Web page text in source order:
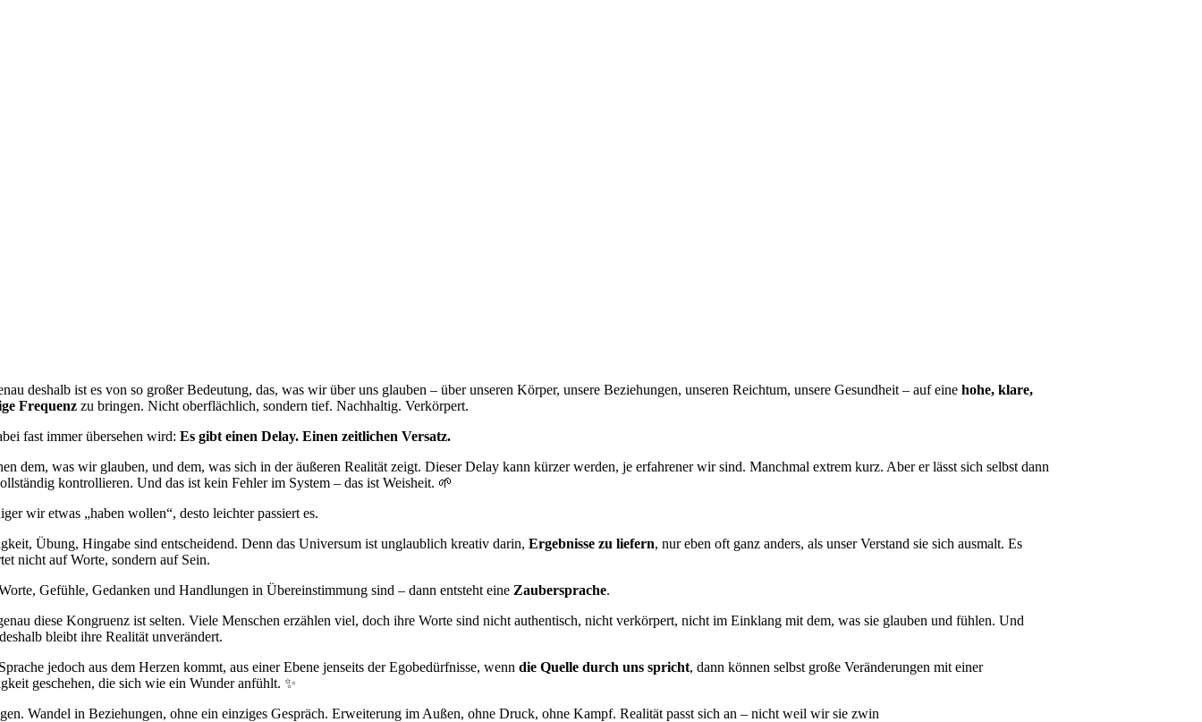
deshalb ist es von so großer Bedeutung, das, was wir über uns glauben – über unseren Körper, unsere Beziehungen, unseren Reichtum, unsere Gesundheit – auf einehohe, klare,
Frequenz zu bringen. Nicht oberflächlich, sondern tief. Nachhaltig. Verkörpert.
fast immer übersehen wird:Es gibt einen Delay. Einen zeitlichen Versatz.
dem, was wir glauben, und dem, was sich in der äußeren Realität zeigt. Dieser Delay kann kürzer werden, je erfahrener wir sind. Manchmal extrem kurz. Aber er lässt sich selbst dann
kontrollieren. Und das ist kein Fehler im System – das ist Weisheit. 🌱
wir etwas „haben wollen“, desto leichter passiert es.
Übung, Hingabe sind entscheidend. Denn das Universum ist unglaublich kreativ darin,Ergebnisse zu liefern, nur eben oft ganz anders, als unser Verstand sie sich ausmalt. Es
nicht auf Worte, sondern auf Sein.
Gefühle, Gedanken und Handlungen in Übereinstimmung sind – dann entsteht eine Zaubersprache.
diese Kongruenz ist selten. Viele Menschen erzählen viel, doch ihre Worte sind nicht authentisch, nicht verkörpert, nicht im Einklang mit dem, was sie glauben und fühlen. Und
bleibt ihre Realität unverändert.
jedoch aus dem Herzen kommt, aus einer Ebene jenseits der Egobedürfnisse, wenndie Quelle durch uns spricht, dann können selbst große Veränderungen mit einer
geschehen, die sich wie ein Wunder anfühlt. ✨
Wandel in Beziehungen, ohne ein einziges Gespräch. Erweiterung im Außen, ohne Druck, ohne Kampf. Realität passt sich an – nicht weil wir sie zwin